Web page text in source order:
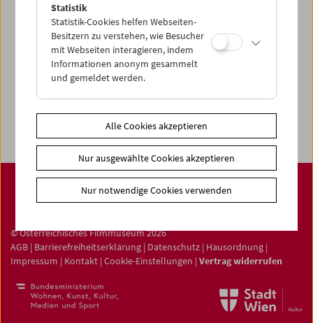
Filmsammlung
Film ONLINE
Filmbezogene Sammlung
Filmmuseum LAB
© Österreichisches Filmmuseum 2026
AGB | Barrierefreiheitserklärung | Datenschutz | Hausordnung |
Impressum | Kontakt | Cookie-Einstellungen | Vertrag widerrufen
Statistik
Statistik-Cookies helfen Webseiten-
Besitzern zu verstehen, wie Besucher
mit Webseiten interagieren, indem
Informationen anonym gesammelt
und gemeldet werden.
Alle Cookies akzeptieren
Nur ausgewählte Cookies akzeptieren
Nur notwendige Cookies verwenden